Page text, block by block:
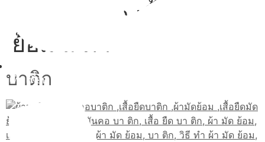
เพิ่มเพื่อน
วิธี ทํา เสื้อ มัด
ย้อม สี ดํา
บาติก